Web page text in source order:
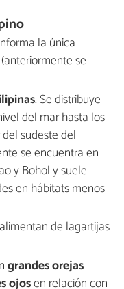
la única
se
. Se distribuye
del mar hasta los
sudeste del
se encuentra en
y Bohol y suele
en hábitats menos
de lagartijas
grandes orejas
ojosen relación con